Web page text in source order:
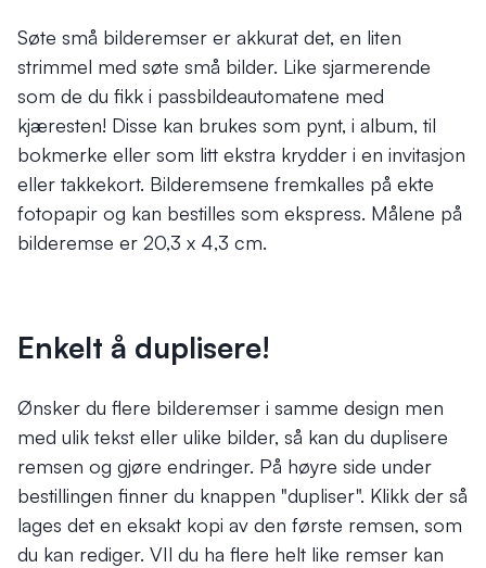
Søte små bilderemser er akkurat det, en liten
strimmel med søte små bilder. Like sjarmerende
som de du fikk i passbildeautomatene med
kjæresten! Disse kan brukes som pynt, i album, til
bokmerke eller som litt ekstra krydder i en invitasjon
eller takkekort. Bilderemsene fremkalles på ekte
fotopapir og kan bestilles som ekspress. Målene på
bilderemse er 20,3 x 4,3 cm.
Enkelt å duplisere!
Ønsker du flere bilderemser i samme design men
med ulik tekst eller ulike bilder, så kan du duplisere
remsen og gjøre endringer. På høyre side under
bestillingen finner du knappen "dupliser". Klikk der så
lages det en eksakt kopi av den første remsen, som
du kan rediger. VIl du ha flere helt like remser kan